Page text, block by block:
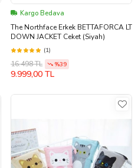
Kargo Bedava
The Northface Erkek BETTAFORCA LT
DOWN JACKET Ceket (Siyah)
(1)
16.498 TL %39
9.999,00 TL